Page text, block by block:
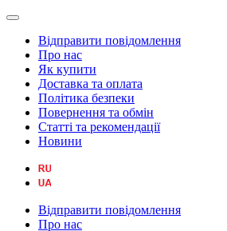
Відправити повідомлення
Про нас
Як купити
Доставка та оплата
Політика безпеки
Повернення та обмін
Статті та рекомендації
Новини
Відправити повідомлення
Про нас